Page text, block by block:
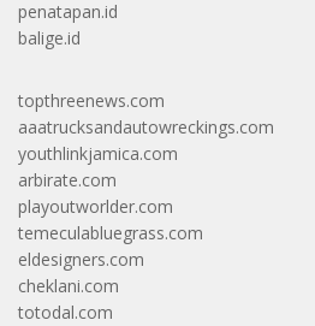
penatapan.id
balige.id
topthreenews.com
aaatrucksandautowreckings.com
youthlinkjamica.com
arbirate.com
playoutworlder.com
temeculabluegrass.com
eldesigners.com
cheklani.com
totodal.com